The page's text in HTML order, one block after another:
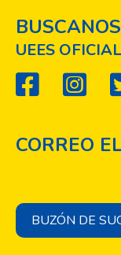
UEES OFICIAL
CORREO
BUZÓN DE